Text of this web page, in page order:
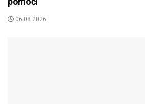
06.08.2026